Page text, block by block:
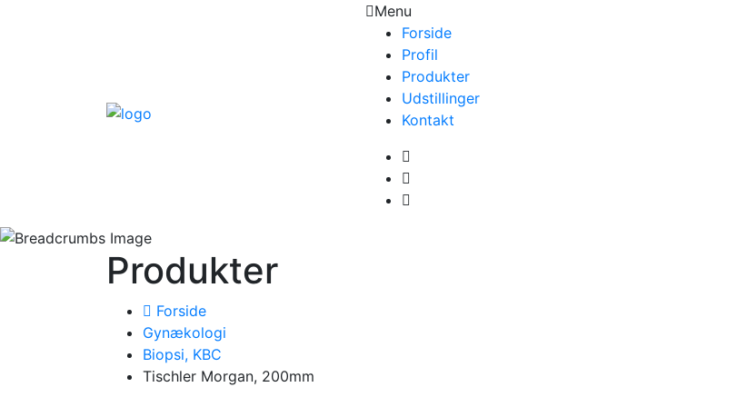
Menu
Forside
Profil
Produkter
Udstillinger
Kontakt
Produkter
Forside
Gynækologi
Biopsi, KBC
Tischler Morgan, 200mm